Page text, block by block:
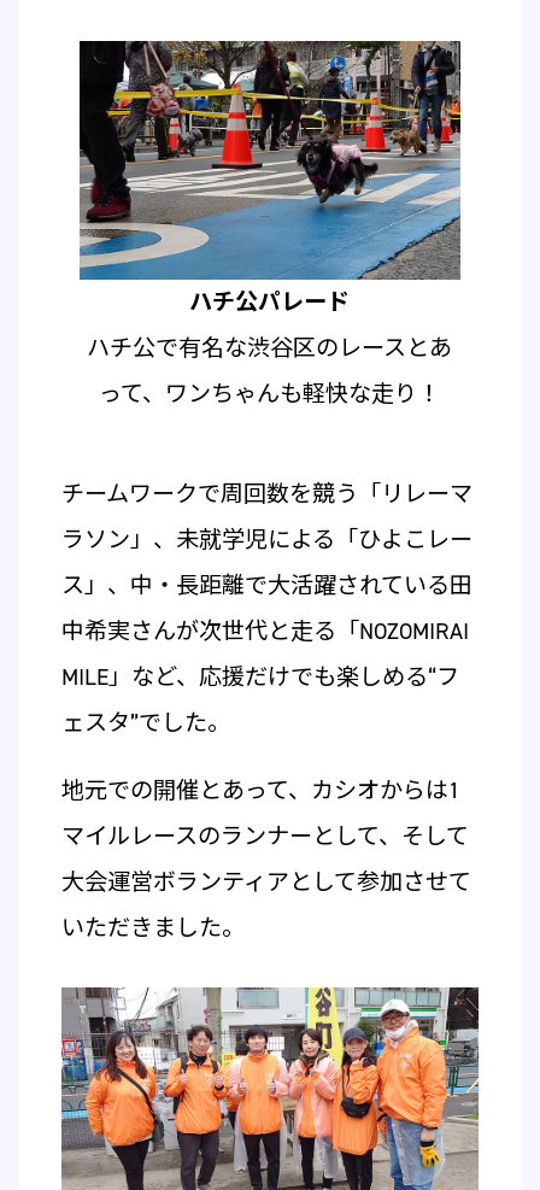
ハチ公パレード
ハチ公で有名な渋谷区のレースとあ
って、ワンちゃんも軽快な走り！
チームワークで周回数を競う「リレーマ
ラソン」、未就学児による「ひよこレー
ス」、中・長距離で大活躍されている田
中希実さんが次世代と走る「NOZOMIRAI
MILE」など、応援だけでも楽しめる“フ
ェスタ”でした。
地元での開催とあって、カシオからは1
マイルレースのランナーとして、そして
大会運営ボランティアとして参加させて
いただきました。